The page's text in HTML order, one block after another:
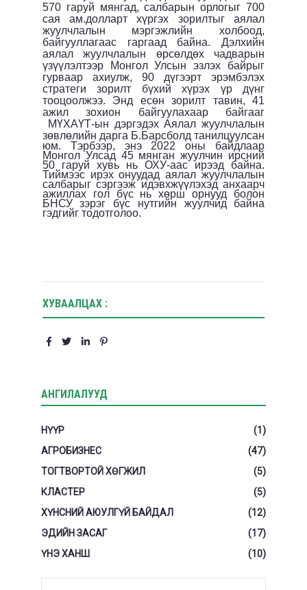
570 гаруй мянгад, салбарын орлогыг 700
сая ам.долларт хүргэх зорилтыг аялал
жуулчлалын мэргэжлийн холбоод,
байгууллагаас гаргаад байна. Дэлхийн
аялал жуулчлалын өрсөлдөх чадварын
үзүүлэлтээр Монгол Улсын эзлэх байрыг
гурваар ахиулж, 90 дүгээрт эрэмбэлэх
стратеги зорилт бүхий хүрэх үр дүнг
тооцоолжээ. Энд есөн зорилт тавин, 41
ажил зохион байгуулахаар байгааг
МҮХАҮТ-ын дэргэдэхАялал жуулчлалын
зөвлөлийн дарга Б.Барсболд танилцуулсан
юм. Тэрбээр, энэ 2022 оны байдлаар
Монгол Улсад 45 мянган жуулчин ирсний
50 гаруй хувь нь ОХУ-аас ирээд байна.
Тиймээс ирэх онуудад аялал жуулчлалын
салбарыг сэргээж идэвхжүүлэхэд анхаарч
ажиллах гол бүс нь хөрш орнууд болон
БНСУ зэрэг бүс нутгийн жуулчид байна
гэдгийг тодотголоо.
ХУВААЛЦАХ :
АНГИЛАЛУУД
НҮҮР
(1)
АГРОБИЗНЕС
(47)
ТОГТВОРТОЙ ХӨГЖИЛ
(5)
КЛАСТЕР
(5)
ХҮНСНИЙ АЮУЛГҮЙ БАЙДАЛ
(12)
ЭДИЙН ЗАСАГ
(17)
ҮНЭ ХАНШ
(10)